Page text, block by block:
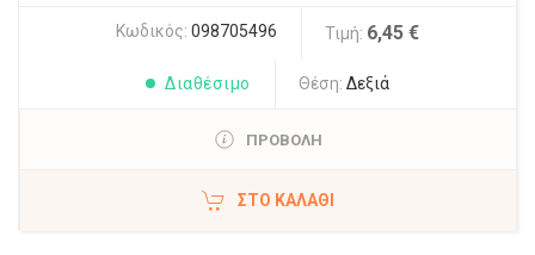
Κωδικός: 098705496 Τιμή: 6,45 €
Διαθέσιμο Θέση: Δεξιά
ΠΡΟΒΟΛΗ
ΣΤΟ ΚΑΛΆΘΙ